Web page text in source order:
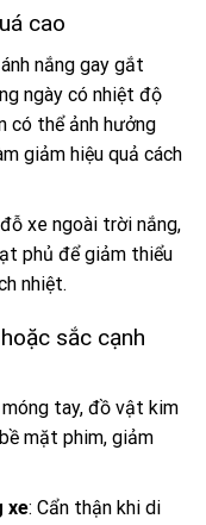
cao
nắng gay gắt
ngày có nhiệt độ
có thể ảnh hưởng
giảm hiệu quả cách
xe ngoài trời nắng,
phủ để giảm thiểu
nhiệt.
sắc cạnh
tay, đồ vật kim
mặt phim, giảm
xe: Cẩn thận khi di